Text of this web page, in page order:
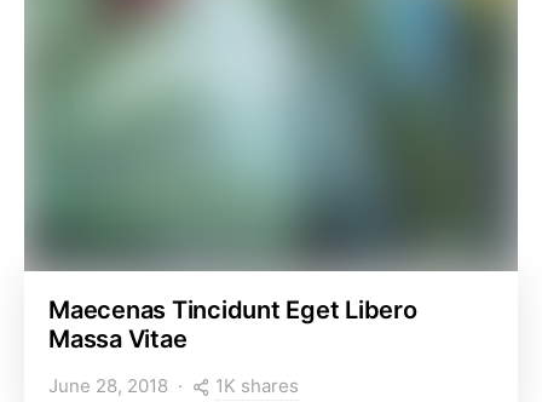
Maecenas Tincidunt Eget Libero
Massa Vitae
June 28, 2018 1K shares